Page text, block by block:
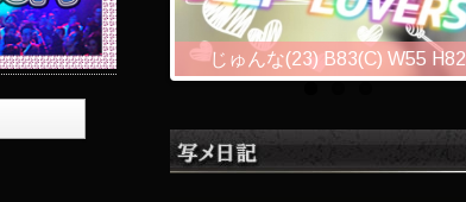
じゅんな(23) B83(C) W55 H82